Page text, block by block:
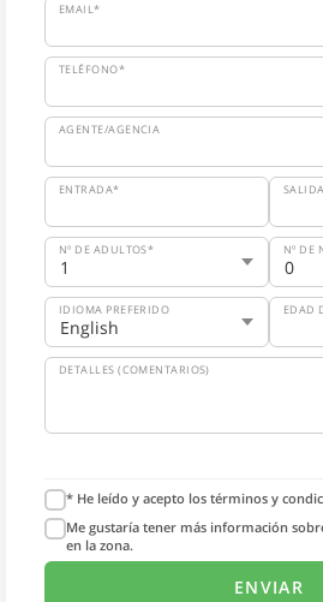
EMAIL*
TELÉFONO*
AGENTE/AGENCIA
ENTRADA*
Nº DE ADULTOS* Nº DE
IDIOMA PREFERIDO EDAD
DETALLES (COMENTARIOS)
* He leído y acepto los términos y
Me gustaría tener más información
en la zona.